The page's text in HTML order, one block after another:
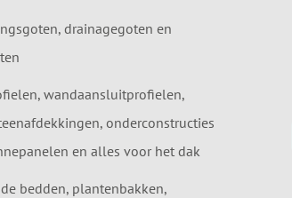
drainagegoten en
wandaansluitprofielen,
onderconstructies
en alles voor het dak
bedden, plantenbakken,